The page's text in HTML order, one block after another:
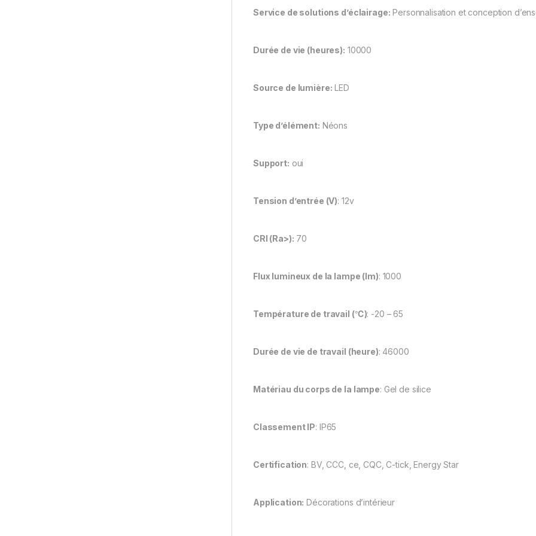
Service de solutions d’éclairage: Personnalisation et conception
Durée de vie (heures): 10000
Source de lumière: LED
Type d’élément: Néons
Support: oui
Tension d’entrée (V): 12v
CRI (Ra>): 70
Flux lumineux de la lampe (lm): 1000
Température de travail (℃): -20 – 65
Durée de vie de travail (heure): 46000
Matériau du corps de la lampe: Gel de silice
Classement IP: IP65
Certification: BV, CCC, ce, CQC, C-tick, Energy Star
Application: Décorations d’intérieur